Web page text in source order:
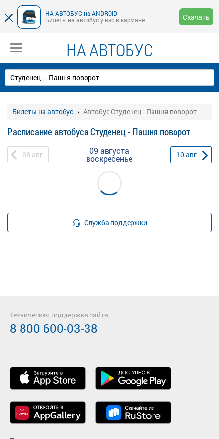
НА-АВТОБУС на ANDROID
Билеты на автобус у вас в кармане
Скачать
НА АВТОБУС
Билеты на автобус Автобус Студенец - Пашня поворот
Расписание автобуса Студенец - Пашня поворот
08 авг 09 августа
воскресенье 10авг
Служба поддержки
Техническая поддержка сайта
8 800 600-03-38